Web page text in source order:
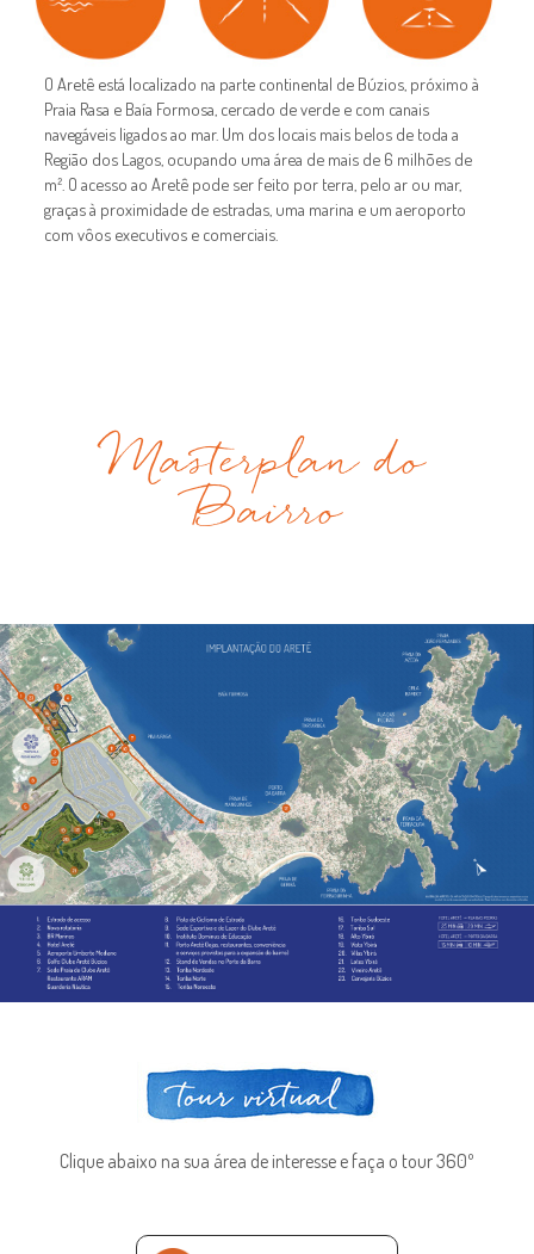
O Aretê está localizado na parte continental de Búzios, próximo à
Praia Rasa e Baía Formosa, cercado de verde e com canais
navegáveis ligados ao mar. Um dos locais mais belos de toda a
Região dos Lagos, ocupando uma área de mais de 6 milhões de
m². O acesso ao Aretê pode ser feito por terra, pelo ar ou mar,
graças à proximidade de estradas, uma marina e um aeroporto
com vôos executivos e comerciais.
Masterplan do
Bairro
Clique abaixo na sua área de interesse e faça o tour 360º